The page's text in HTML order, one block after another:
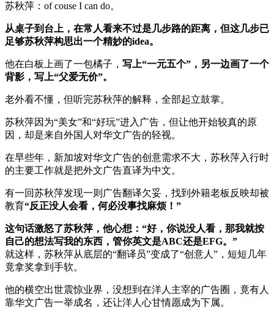
苏秋萍：of couse I can do。
从桌子到台上，在常人看来不过是几步路的距离，但这几步已
足够苏秋萍构思出一个精妙的idea。
他在白板上画了一包橘子， 写上“一元五个”，另一边画了一个
背影，写上“父爱无价”。
老外看不懂，但听完苏秋萍的解释，全部起立鼓掌。
苏秋萍因为“美女”和“好玩”进入广告，但让他开始较真的原
因，却是来自外国人对华文广告的轻视。
在早些年，新加坡对华文广告的创意需求不大，苏秋萍入行时
的主要工作就是把外文广告直译为中文。
有一回苏秋萍发现一则广告翻译欠妥，找到外籍老板反映却被
教育“反正没人会看，何必没事找麻烦！ ”
这句话激怒了苏秋萍，他心想：“好，你说没人看，那我就按
自己的想法写我的东西，管你英文是ABC还是EFG。”
就这样，苏秋萍从底层的“翻译员”变成了“创意人”，短短几年
竟拿奖拿到手软。
他的横空出世震惊业界，没想到在洋人主宰的广告圈，竟有人
靠华文广告一举成名，还让洋人心甘情愿成为下属。